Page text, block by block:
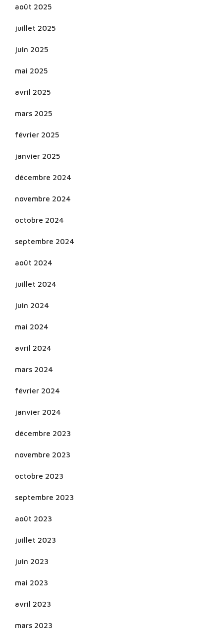
août 2025
juillet 2025
juin 2025
mai 2025
avril 2025
mars 2025
février 2025
janvier 2025
décembre 2024
novembre 2024
octobre 2024
septembre 2024
août 2024
juillet 2024
juin 2024
mai 2024
avril 2024
mars 2024
février 2024
janvier 2024
décembre 2023
novembre 2023
octobre 2023
septembre 2023
août 2023
juillet 2023
juin 2023
mai 2023
avril 2023
mars 2023